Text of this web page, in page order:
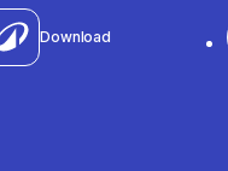
Download